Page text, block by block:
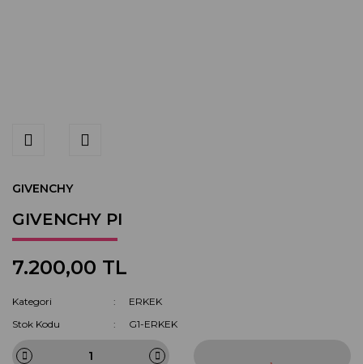
GIVENCHY
GIVENCHY PI
7.200,00 TL
Kategori
ERKEK
Stok Kodu
G1-ERKEK